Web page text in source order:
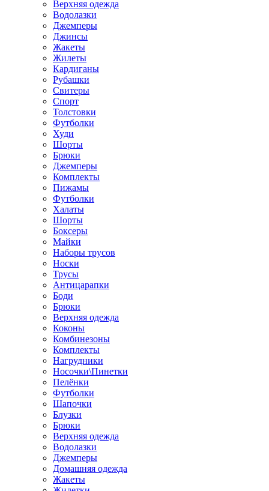
Верхняя одежда
Водолазки
Джемперы
Джинсы
Жакеты
Жилеты
Кардиганы
Рубашки
Свитеры
Спорт
Толстовки
Футболки
Худи
Шорты
Брюки
Джемперы
Комплекты
Пижамы
Футболки
Халаты
Шорты
Боксеры
Майки
Наборы трусов
Носки
Трусы
Антицарапки
Боди
Брюки
Верхняя одежда
Коконы
Комбинезоны
Комплекты
Нагрудники
Носочки\Пинетки
Пелёнки
Футболки
Шапочки
Блузки
Брюки
Верхняя одежда
Водолазки
Джемперы
Домашняя одежда
Жакеты